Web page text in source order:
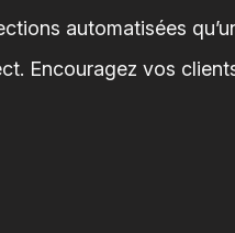
automatisées
Encouragez vos